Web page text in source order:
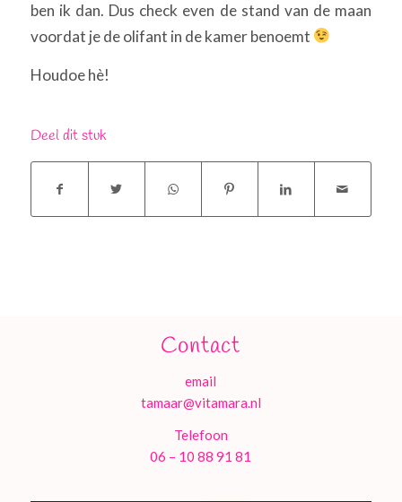
ben ik dan. Dus check even de stand van de maan
voordat je de olifant in de kamer benoemt
Houdoe hè!
Deel dit stuk
Contact
email
tamaar@vitamara.nl
Telefoon
06 – 10 88 91 81